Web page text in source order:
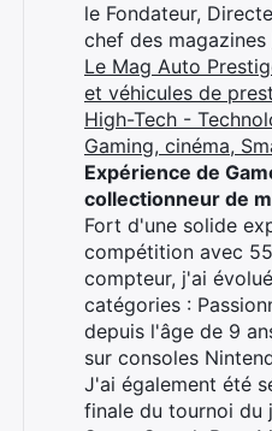
le Fondateur,
chef des magazines
Le Mag Auto
et véhicules de
High-Tech -
Gaming, cinéma,
Expérience de
collectionneur de
Fort d'une solide
compétition avec
compteur, j'ai
catégories :
depuis l'âge de 9
sur consoles
J'ai également été
finale du tournoi du